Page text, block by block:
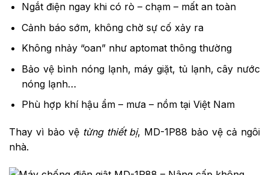
Ngắt điện ngay khi có rò – chạm – mất an toàn
Cảnh báo sớm, không chờ sự cố xảy ra
Không nhảy “oan” như aptomat thông thường
Bảo vệ bình nóng lạnh, máy giặt, tủ lạnh, cây nước
nóng lạnh…
Phù hợp khí hậu ẩm – mưa – nồm tại Việt Nam
Thay vì bảo vệ từng thiết bị, MD-1P88 bảo vệ cả ngôi
nhà.